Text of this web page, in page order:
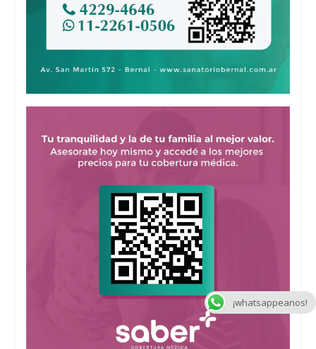
¡whatsappeanos!